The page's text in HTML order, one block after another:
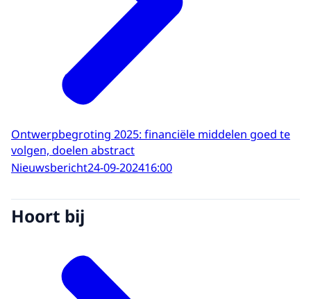
Ontwerpbegroting 2025: financiële middelen goed te
volgen, doelen abstract
Nieuwsbericht24-09-202416:00
Hoort bij